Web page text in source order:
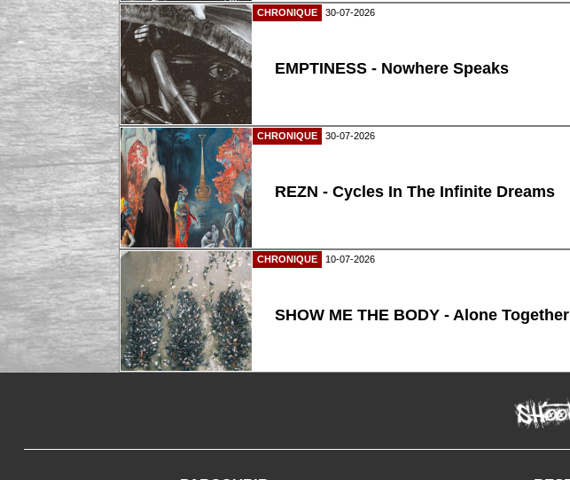
CHRONIQUE 30-07-2026
EMPTINESS - Nowhere Speaks
CHRONIQUE 30-07-2026
REZN - Cycles In The Infinite Dreams
CHRONIQUE 10-07-2026
SHOW ME THE BODY - Alone Together